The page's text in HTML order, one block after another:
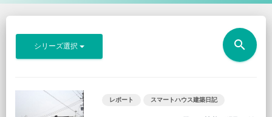
シリーズ選択 search
レポート スマートハウス建築日記